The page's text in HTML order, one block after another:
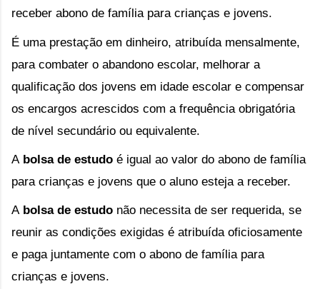
receber abono de família para crianças e jovens.
É uma prestação em dinheiro, atribuída mensalmente,
para combater o abandono escolar, melhorar a
qualificação dos jovens em idade escolar e compensar
os encargos acrescidos com a frequência obrigatória
de nível secundário ou equivalente.
A bolsa de estudo é igual ao valor do abono de família
para crianças e jovens que o aluno esteja a receber.
A bolsa de estudo não necessita de ser requerida, se
reunir as condições exigidas é atribuída oficiosamente
e paga juntamente com o abono de família para
crianças e jovens.